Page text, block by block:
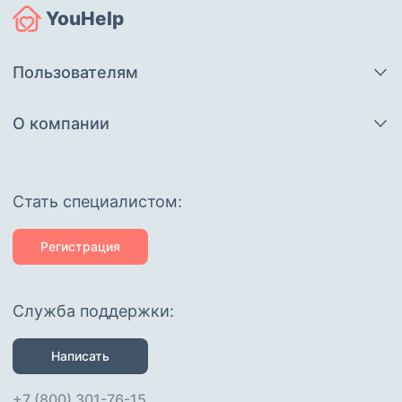
YouHelp
Пользователям
О компании
Cтать специалистом:
Регистрация
Служба поддержки:
Написать